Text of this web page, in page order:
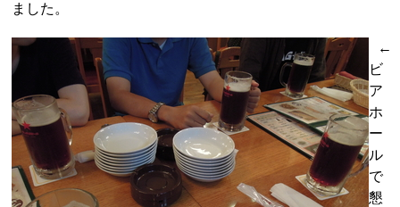
ました。
←
ビ
ア
ホ
ー
ル
で
懇